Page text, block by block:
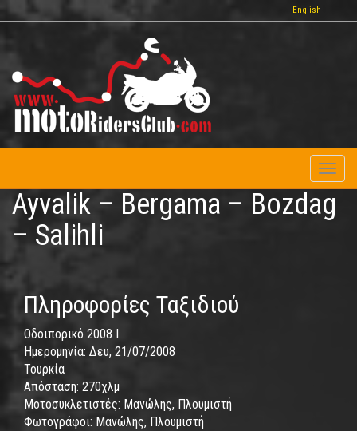
Παράκαμψη
προς
περιεχόμενο
English
Ayvalik – Bergama – Bozdag
– Salihli
Πληροφορίες Ταξιδιού
Οδοιπορικό 2008 I
Ημερομηνία: Δευ, 21/07/2008
Τουρκία
Απόσταση: 270χλμ
Μοτοσυκλετιστές: Μανώλης, Πλουμιστή
Φωτογράφοι: Μανώλης, Πλουμιστή